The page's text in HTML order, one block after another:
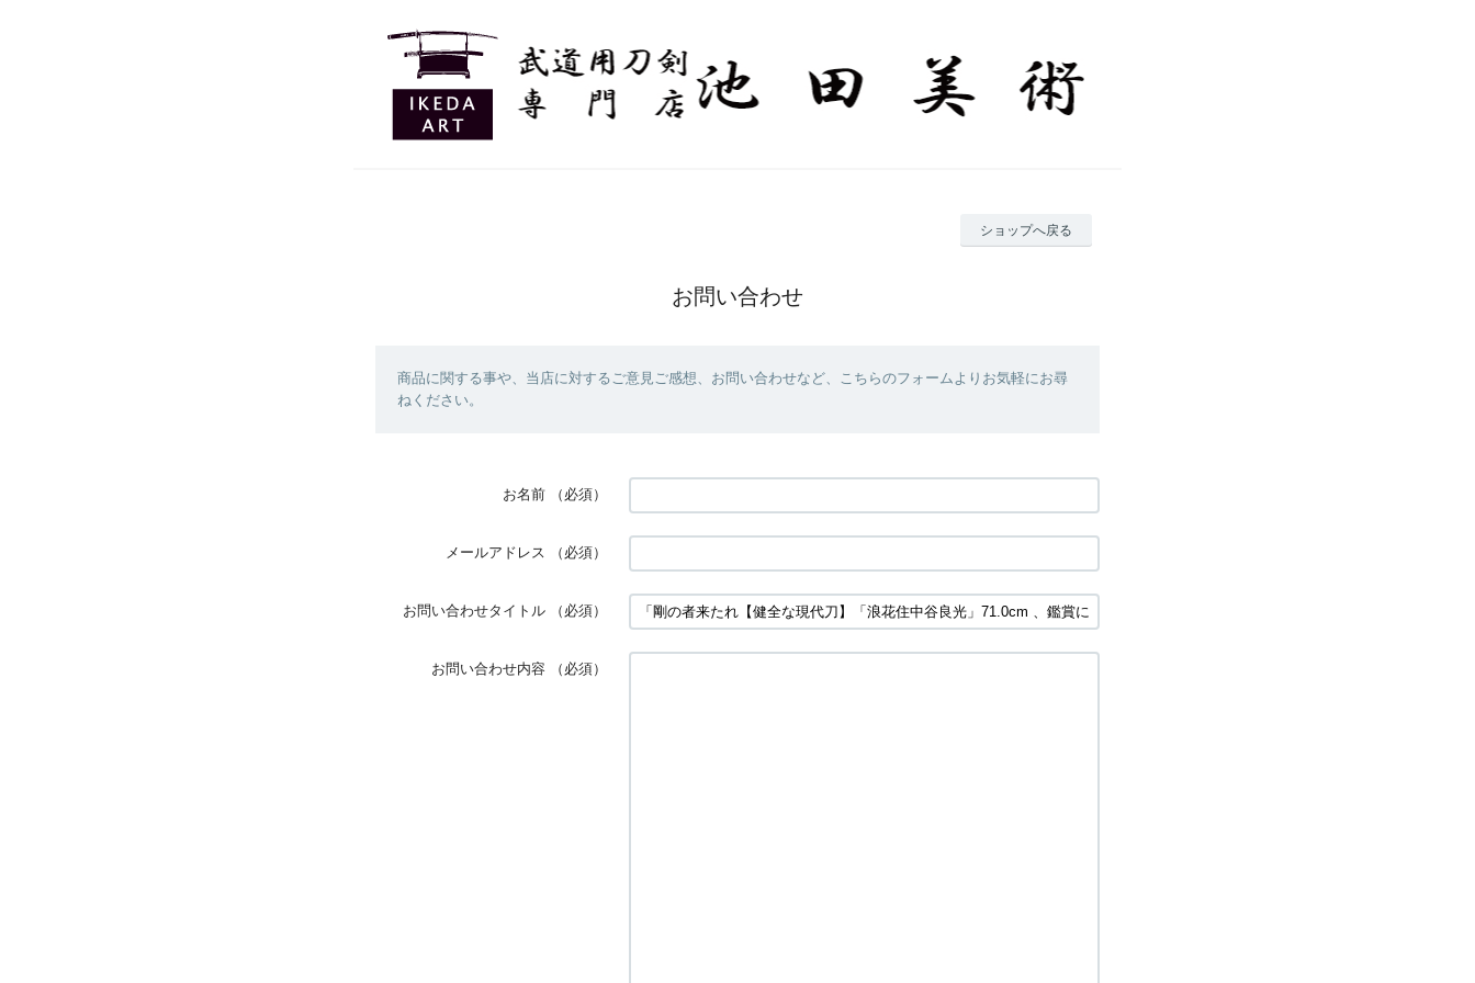
ショップへ戻る
お問い合わせ
商品に関する事や、当店に対するご意見ご感想、お問い合わせなど、こちらのフォームよりお気軽にお尋
ねください。
お名前 （必須）
メールアドレス （必須）
お問い合わせタイトル （必須）
お問い合わせ内容 （必須）